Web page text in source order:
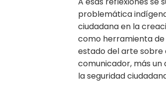
problemática
ciudadana en la
como herramienta
estado del arte
comunicador, más
la seguridad